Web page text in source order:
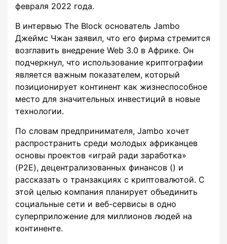
февраля 2022 года.
В интервью The Block основатель Jambo
Джеймс Чжан заявил, что его фирма стремится
возглавить внедрение Web 3.0 в Африке. Он
подчеркнул, что использование криптографии
является важным показателем, который
позиционирует континент как жизнеспособное
место для значительных инвестиций в новые
технологии.
По словам предпринимателя, Jambo хочет
распространить среди молодых африканцев
основы проектов «играй ради заработка»
(P2E), децентрализованных финансов () и
рассказать о транзакциях с криптовалютой. С
этой целью компания планирует объединить
социальные сети и веб-сервисы в одно
суперприложение для миллионов людей на
континенте.